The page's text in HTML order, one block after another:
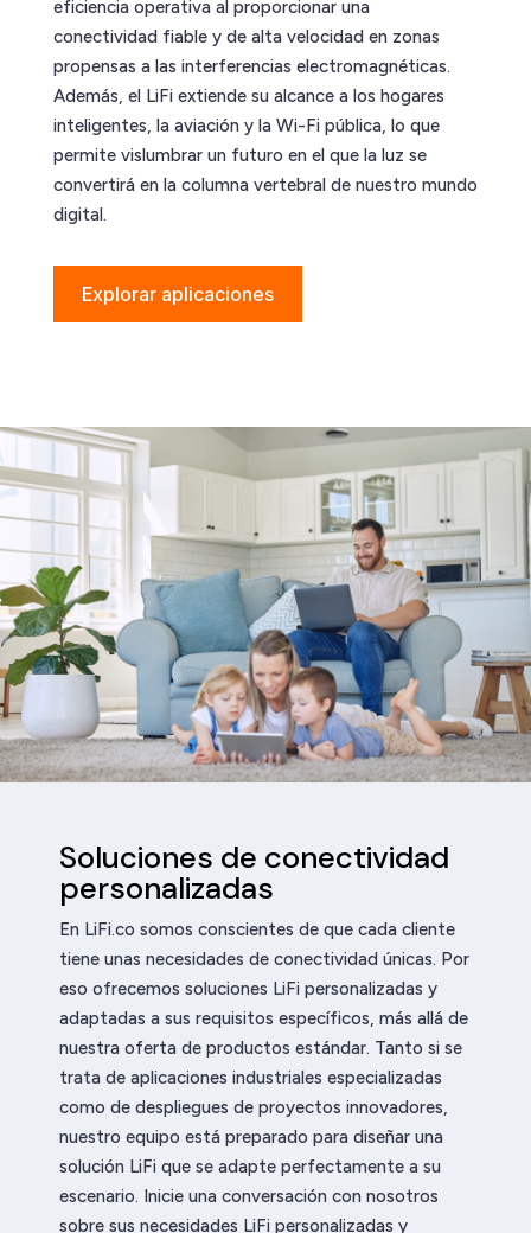
eficiencia operativa al proporcionar una
conectividad fiable y de alta velocidad en zonas
propensas a las interferencias electromagnéticas.
Además, el LiFi extiende su alcance a los hogares
inteligentes, la aviación y la Wi-Fi pública, lo que
permite vislumbrar un futuro en el que la luz se
convertirá en la columna vertebral de nuestro mundo
digital.
Explorar aplicaciones
Soluciones de conectividad
personalizadas
En LiFi.co somos conscientes de que cada cliente
tiene unas necesidades de conectividad únicas. Por
eso ofrecemos soluciones LiFi personalizadas y
adaptadas a sus requisitos específicos, más allá de
nuestra oferta de productos estándar. Tanto si se
trata de aplicaciones industriales especializadas
como de despliegues de proyectos innovadores,
nuestro equipo está preparado para diseñar una
solución LiFi que se adapte perfectamente a su
escenario. Inicie una conversación con nosotros
sobre sus necesidades LiFi personalizadas y